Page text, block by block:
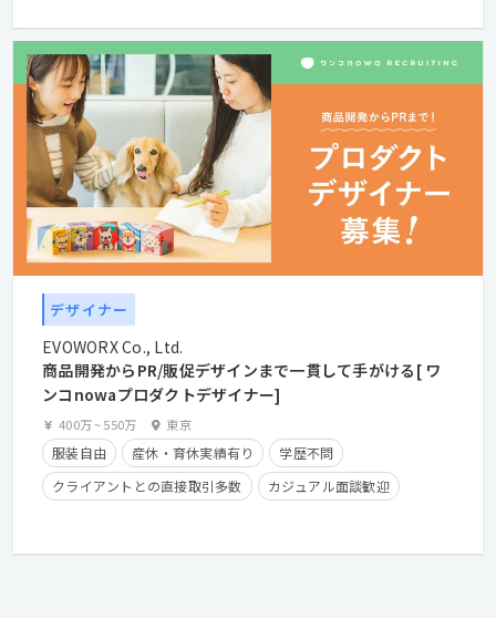
経験者優遇
デザイナー
EVOWORX Co., Ltd.
商品開発からPR/販促デザインまで一貫して手がける[ ワ
ンコnowaプロダクトデザイナー]
400万~550万 東京
服装自由 産休・育休実績有り
学歴不問
クライアントとの直接取引多数
カジュアル面談歓迎